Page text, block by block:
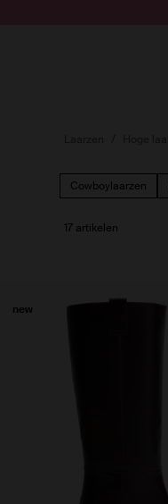
Cowboylaarzen
17 artikelen
new